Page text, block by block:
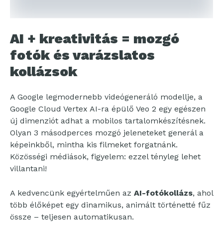
AI + kreativitás = mozgó
fotók és varázslatos
kollázsok
A Google legmodernebb videógeneráló modellje, a
Google Cloud Vertex AI-ra épülő Veo 2 egy egészen
új dimenziót adhat a mobilos tartalomkészítésnek.
Olyan 3 másodperces mozgó jeleneteket generál a
képeinkből, mintha kis filmeket forgatnánk.
Közösségi médiások, figyelem: ezzel tényleg lehet
villantani!
A kedvencünk egyértelműen az AI-fotókollázs, ahol
több élőképet egy dinamikus, animált történetté fűz
össze – teljesen automatikusan.